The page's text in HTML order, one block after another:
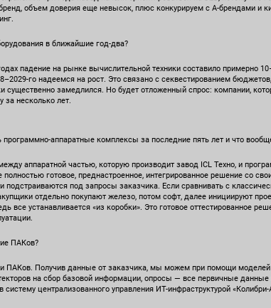
объем доверия еще невысок, плюс конкурируем с А-брендами и
в ближайшие год-два?
падение на рынке вычислительной техники составило примерно
го надеемся на рост. Это связано с секвестированием
существенно замедлился. Но будет отложенный спрос: компании,
за несколько лет.
аппаратные комплексы за последние пять лет и что
аппаратной частью, которую производит завод ICL Техно, и
готовое, преднастроенное, интегрированное решение со
под запросы заказчика. Если сравнивать с
отдельно покупают железо, потом софт, далее инициируют
устанавливается «из коробки». Это готовое оттестированное
ПАКов?
ПАКов. Получив данные от заказчика, мы можем при помощи
на сбор базовой информации, опросы — все первичные
централизованного управления ИТ-инфраструктурой